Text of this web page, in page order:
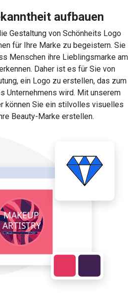
aufbauen
Gestaltung von Schönheits Logo
für Ihre Marke zu begeistern. Sie
Menschen ihre Lieblingsmarke am
Daher ist es für Sie von
ein Logo zu erstellen, das zum
Unternehmens wird. Mit unserem
können Sie ein stilvolles visuelles
Beauty-Marke erstellen.